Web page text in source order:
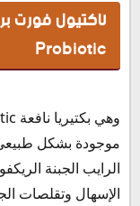
Probiotic
موجودة بشكل طبيعي
الرايب الجبنة
الإسهال وتقلصات